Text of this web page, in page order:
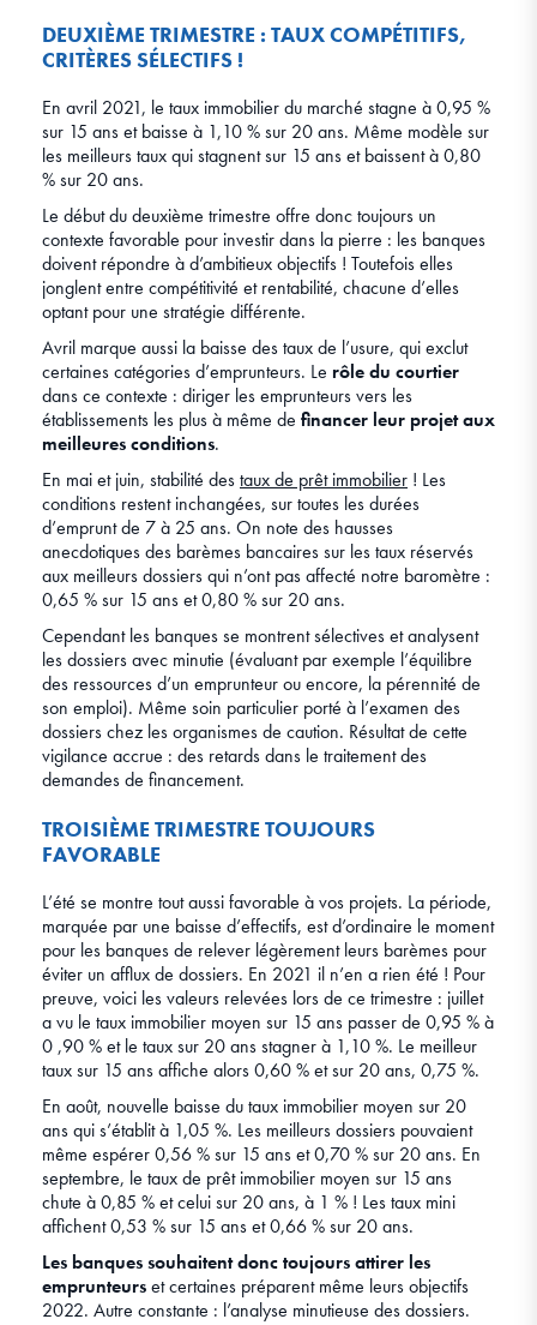
DEUXIÈME TRIMESTRE : TAUX COMPÉTITIFS,
CRITÈRES SÉLECTIFS !
En avril 2021, le taux immobilier du marché stagne à 0,95 %
sur 15 ans et baisse à 1,10 % sur 20 ans. Même modèle sur
les meilleurs taux qui stagnent sur 15 ans et baissent à 0,80
% sur 20 ans.
Le début du deuxième trimestre offre donc toujours un
contexte favorable pour investir dans la pierre : les banques
doivent répondre à d’ambitieux objectifs ! Toutefois elles
jonglent entre compétitivité et rentabilité, chacune d’elles
optant pour une stratégie différente.
Avril marque aussi la baisse des taux de l’usure, qui exclut
certaines catégories d’emprunteurs. Le rôle du courtier
dans ce contexte : diriger les emprunteurs vers les
établissements les plus à même de financer leur projet aux
meilleures conditions.
En mai et juin, stabilité destaux de prêt immobilier ! Les
conditions restent inchangées, sur toutes les durées
d’emprunt de 7 à 25 ans. On note des hausses
anecdotiques des barèmes bancaires sur les taux réservés
aux meilleurs dossiers qui n’ont pas affecté notre baromètre :
0,65 % sur 15 ans et 0,80 % sur 20 ans.
Cependant les banques se montrent sélectives et analysent
les dossiers avec minutie (évaluant par exemple l’équilibre
des ressources d’un emprunteur ou encore, la pérennité de
son emploi). Même soin particulier porté à l’examen des
dossiers chez les organismes de caution. Résultat de cette
vigilance accrue : des retards dans le traitement des
demandes de financement.
TROISIÈME TRIMESTRE TOUJOURS
FAVORABLE
L’été se montre tout aussi favorable à vos projets. La période,
marquée par une baisse d’effectifs, est d’ordinaire le moment
pour les banques de relever légèrement leurs barèmes pour
éviter un afflux de dossiers. En 2021 il n’en a rien été ! Pour
preuve, voici les valeurs relevées lors de ce trimestre : juillet
a vu le taux immobilier moyen sur 15 ans passer de 0,95 % à
0 ,90 % et le taux sur 20 ans stagner à 1,10 %. Le meilleur
taux sur 15 ans affiche alors 0,60 % et sur 20 ans, 0,75 %.
En août, nouvelle baisse du taux immobilier moyen sur 20
ans qui s’établit à 1,05 %. Les meilleurs dossiers pouvaient
même espérer 0,56 % sur 15 ans et 0,70 % sur 20 ans. En
septembre, le taux de prêt immobilier moyen sur 15 ans
chute à 0,85 % et celui sur 20 ans, à 1 % ! Les taux mini
affichent 0,53 % sur 15 ans et 0,66 % sur 20 ans.
Les banques souhaitent donc toujours attirer les
emprunteurset certaines préparent même leurs objectifs
2022. Autre constante : l’analyse minutieuse des dossiers.